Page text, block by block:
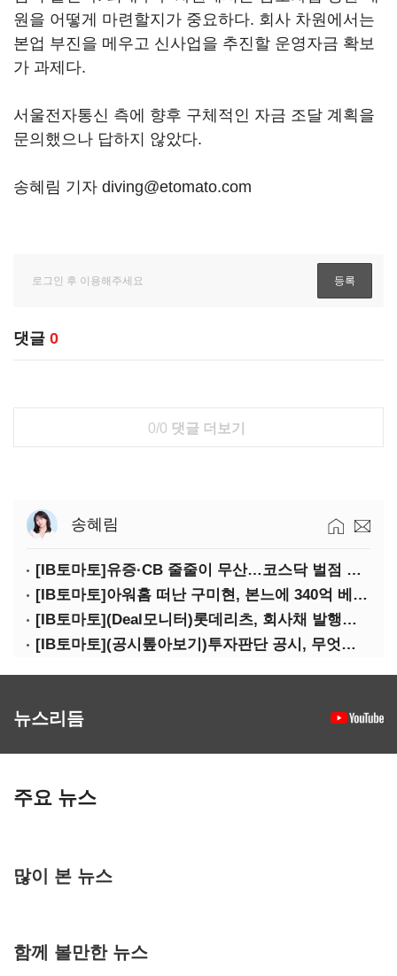
원을 어떻게 마련할지가 중요하다. 회사 차원에서는
본업 부진을 메우고 신사업을 추진할 운영자금 확보
가 과제다.
서울전자통신 측에 향후 구체적인 자금 조달 계획을
문의했으나 답하지 않았다.
송혜림 기자 diving@etomato.com
댓글 0
0/0 댓글 더보기
송혜림
[IB토마토]유증·CB 줄줄이 무산…코스닥 벌점 급증에 상폐 압박
[IB토마토]아워홈 떠난 구미현, 본느에 340억 베팅…가족 지배체제 구축
[IB토마토](Deal모니터)롯데리츠, 회사채 발행…빠듯한 유동성 차환으로 대응
[IB토마토](공시톺아보기)투자판단 공시, 무엇이 '중요한 경영사항'일까
뉴스리듬
주요 뉴스
많이 본 뉴스
함께 볼만한 뉴스